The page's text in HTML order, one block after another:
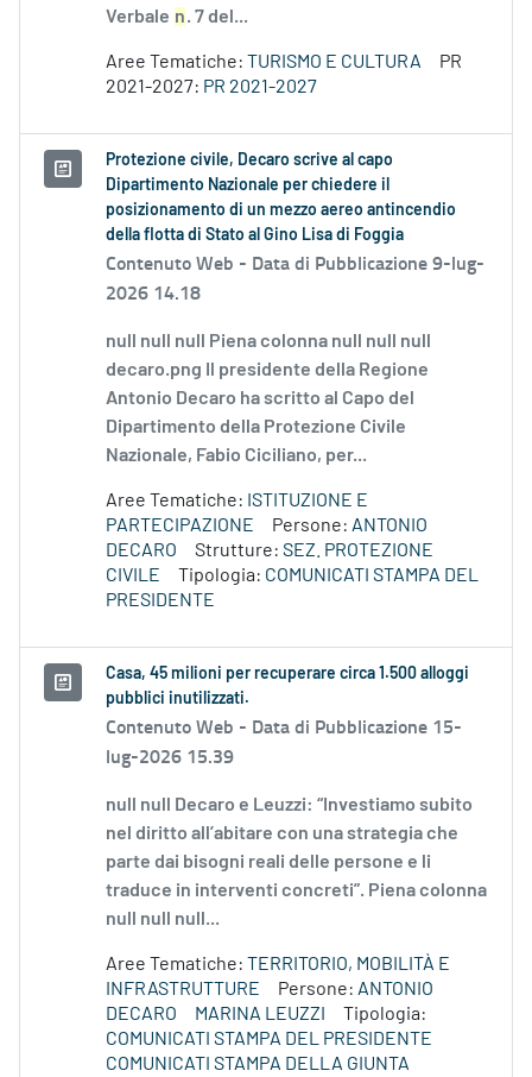
Verbale n. 7 del...
Aree Tematiche: TURISMO E CULTURA
PR
2021-2027: PR 2021-2027
Protezione civile, Decaro scrive al capo
Dipartimento Nazionale per chiedere il
posizionamento di un mezzo aereo antincendio
della flotta di Stato al Gino Lisa di Foggia
Contenuto Web - Data di Pubblicazione 9-lug-
2026 14.18
null null null Piena colonna null null null
decaro.png Il presidente della Regione
Antonio Decaro ha scritto al Capo del
Dipartimento della Protezione Civile
Nazionale, Fabio Ciciliano, per...
Aree Tematiche: ISTITUZIONE E
PARTECIPAZIONE
Persone: ANTONIO
DECARO
Strutture: SEZ. PROTEZIONE
CIVILE
Tipologia: COMUNICATI STAMPA DEL
PRESIDENTE
Casa, 45 milioni per recuperare circa 1.500 alloggi
pubblici inutilizzati.
Contenuto Web - Data di Pubblicazione 15-
lug-2026 15.39
null null Decaro e Leuzzi: “Investiamo subito
nel diritto all’abitare con una strategia che
parte dai bisogni reali delle persone e li
traduce in interventi concreti”. Piena colonna
null null null...
Aree Tematiche: TERRITORIO, MOBILITÀ E
INFRASTRUTTURE
Persone: ANTONIO
DECARO
MARINA LEUZZI
Tipologia:
COMUNICATI STAMPA DEL PRESIDENTE
COMUNICATI STAMPA DELLA GIUNTA